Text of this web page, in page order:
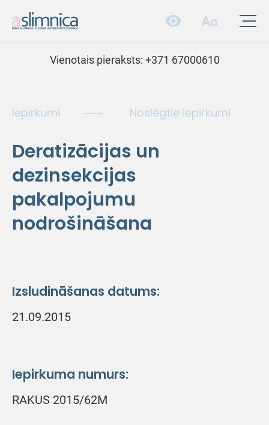
Vienotais pieraksts: +371 67000610
Iepirkumi Noslēgtie iepirkumi
Deratizācijas un
dezinsekcijas
pakalpojumu
nodrošināšana
Izsludināšanas datums:
21.09.2015
Iepirkuma numurs:
RAKUS 2015/62M